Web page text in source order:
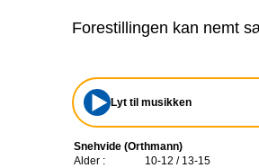
Forestillingen kan nemt
Lyt til musikken
Snehvide (Orthmann)
Alder :
10-12 / 13-15